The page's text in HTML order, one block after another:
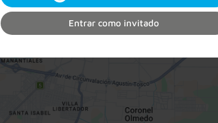
Entrar como invitado